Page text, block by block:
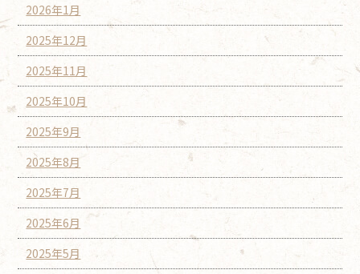
2026年1月
2025年12月
2025年11月
2025年10月
2025年9月
2025年8月
2025年7月
2025年6月
2025年5月